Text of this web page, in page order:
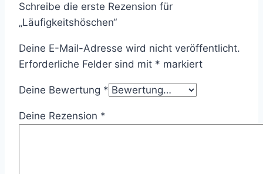
Schreibe die erste Rezension für
„Läufigkeitshöschen“
Deine E-Mail-Adresse wird nicht veröffentlicht.
Erforderliche Felder sind mit * markiert
Deine Bewertung *
Deine Rezension *